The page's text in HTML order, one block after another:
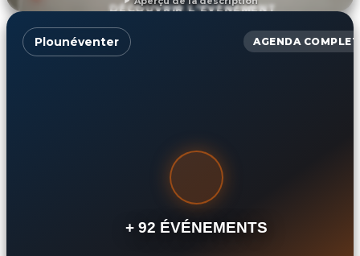
DÉCOUVRIR L'ÉVÉNEMENT
Plounéventer AGENDA COMPLET
+ 92 ÉVÉNEMENTS